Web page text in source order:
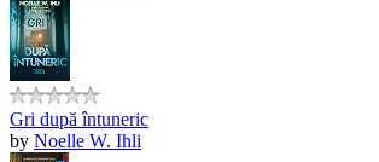
Gri după întuneric
by Noelle W. Ihli